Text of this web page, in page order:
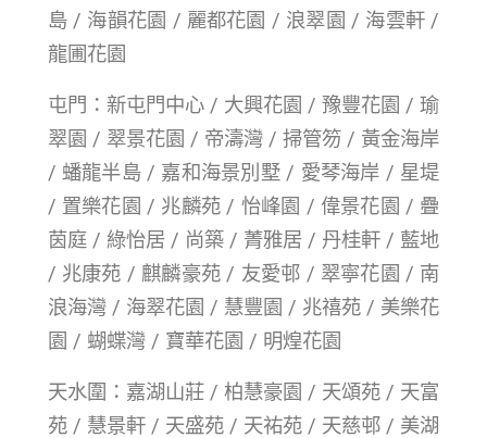
島 / 海韻花園 / 麗都花園 / 浪翠園 / 海雲軒 /
龍圃花園
屯門：新屯門中心 / 大興花園 / 豫豐花園 / 瑜
翠園 / 翠景花園 / 帝濤灣 / 掃管笏 / 黃金海岸
/ 蟠龍半島 / 嘉和海景別墅 / 愛琴海岸 / 星堤
/ 置樂花園 / 兆麟苑 / 怡峰園 / 偉景花園 / 疊
茵庭 / 綠怡居 / 尚築 / 菁雅居 / 丹桂軒 / 藍地
/ 兆康苑 / 麒麟豪苑 / 友愛邨 / 翠寧花園 / 南
浪海灣 / 海翠花園 / 慧豐園 / 兆禧苑 / 美樂花
園 / 蝴蝶灣 / 寶華花園 / 明煌花園
天水圍：嘉湖山莊 / 柏慧豪園 / 天頌苑 / 天富
苑 / 慧景軒 / 天盛苑 / 天祐苑 / 天慈邨 / 美湖